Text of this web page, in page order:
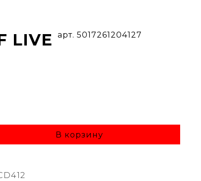
LIVE арт. 5017261204127
В корзину